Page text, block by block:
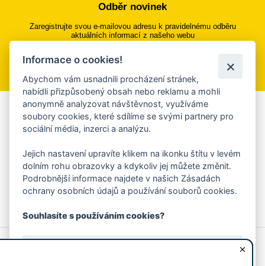
Odběr novinek
Zaregistrujte svou e-mailovou adresu k pravidelnému odběru
aktuálních informací z našeho webu
Přihlásit se k odběru
Aplikace Mobilní rozhlas
Chcete dostávat do svého mobilu či mailu upozornění na
ankety, pozvánky na kulturní a sportovní akce?
Více informací o aplikaci
© 2026 Magistrát města Zlína
Prohlášení o používání cookies
Informace o cookies!
Abychom vám usnadnili procházení stránek,
nabídli přizpůsobený obsah nebo reklamu a mohli
anonymně analyzovat návštěvnost, využíváme
soubory cookies, které sdílíme se svými partnery pro
sociální média, inzerci a analýzu.
Jejich nastavení upravíte klikem na ikonku štítu v levém
dolním rohu obrazovky a kdykoliv jej můžete změnit.
Podrobnější informace najdete v našich Zásadách
ochrany osobních údajů a používání souborů cookies.
Souhlasíte s používáním cookies?